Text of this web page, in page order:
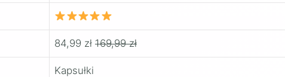
84,99 zł 169,99 zł
Kapsułki